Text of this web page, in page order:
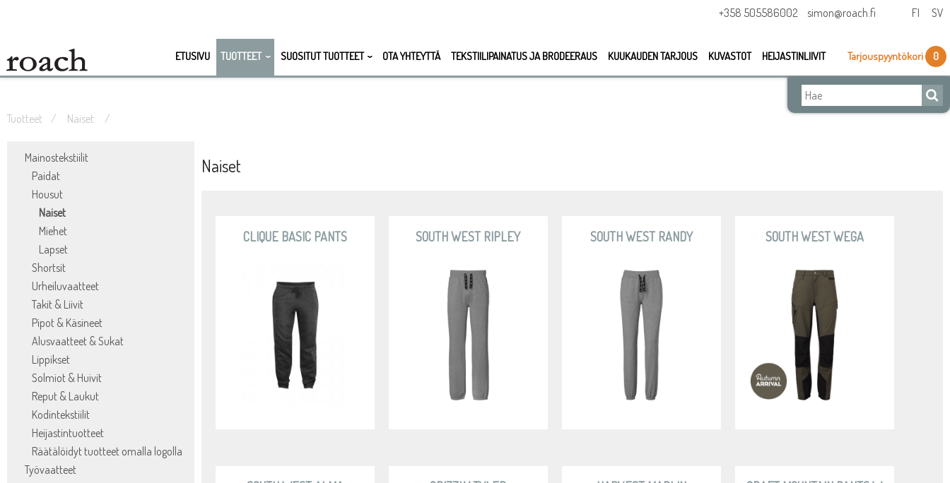
+358 505586002 simon@roach.fi FI SV
ETUSIVU TUOTTEET SUOSITUT TUOTTEET OTA YHTEYTTÄ TEKSTIILIPAINATUS JA BRODEERAUS KUUKAUDEN TARJOUS KUVASTOT HEIJASTINLIIVIT Tarjouspyyntökori 0
Tuotteet Naiset
Mainostekstiilit
Paidat
Housut
Naiset
Miehet
Lapset
Shortsit
Urheiluvaatteet
Takit & Liivit
Pipot & Käsineet
Alusvaatteet & Sukat
Lippikset
Solmiot & Huivit
Reput & Laukut
Kodintekstiilit
Heijastintuotteet
Räätälöidyt tuotteet omalla logolla
Työvaatteet
Naiset
CLIQUE BASIC PANTS SOUTH WEST RIPLEY SOUTH WEST RANDY SOUTH WEST WEGA